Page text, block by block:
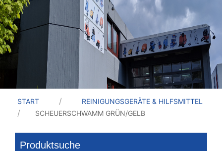
START
REINIGUNGSGERÄTE & HILFSMITTEL
SCHEUERSCHWAMM GRÜN/GELB
Produktsuche